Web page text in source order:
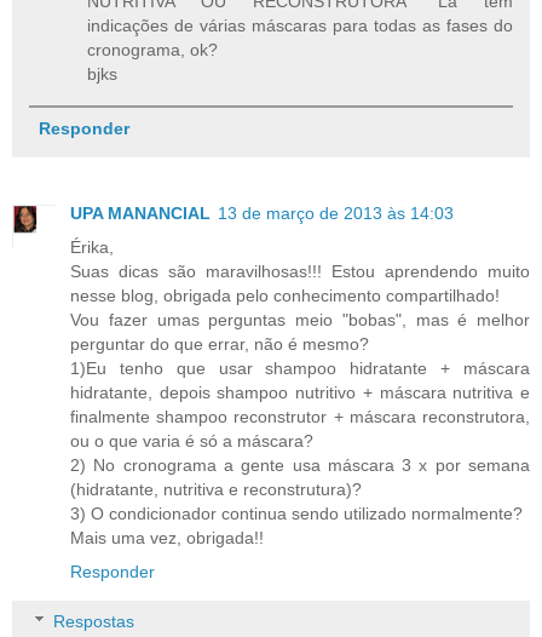
indicações de várias máscaras para todas as fases do
cronograma, ok?
bjks
Responder
UPA MANANCIAL 13 de março de 2013 às 14:03
Érika,
Suas dicas são maravilhosas!!! Estou aprendendo muito
nesse blog, obrigada pelo conhecimento compartilhado!
Vou fazer umas perguntas meio "bobas", mas é melhor
perguntar do que errar, não é mesmo?
1)Eu tenho que usar shampoo hidratante + máscara
hidratante, depois shampoo nutritivo + máscara nutritiva e
finalmente shampoo reconstrutor + máscara reconstrutora,
ou o que varia é só a máscara?
2) No cronograma a gente usa máscara 3 x por semana
(hidratante, nutritiva e reconstrutura)?
3) O condicionador continua sendo utilizado normalmente?
Mais uma vez, obrigada!!
Responder
Respostas